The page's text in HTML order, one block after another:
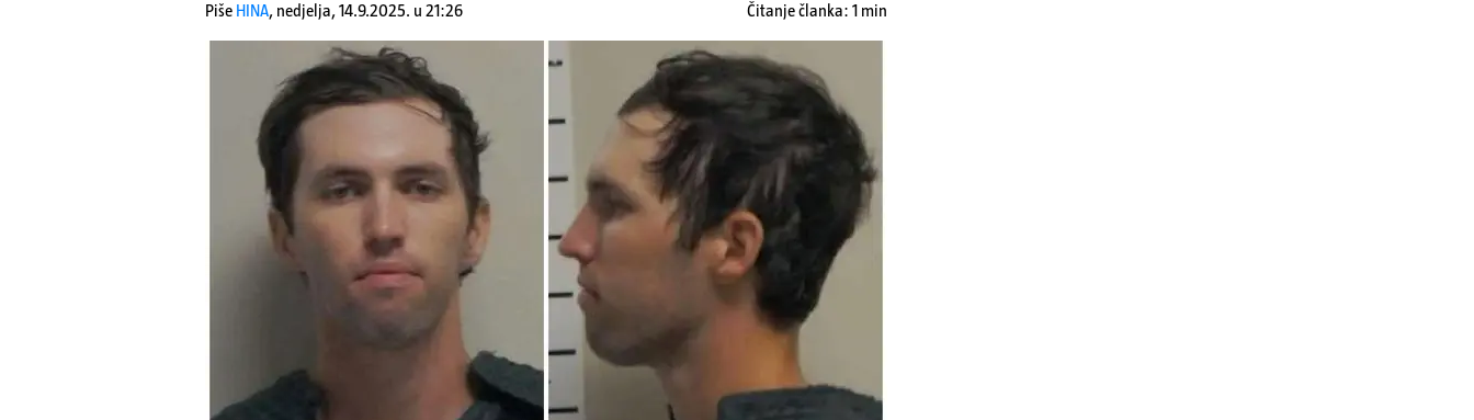
Piše HINA, nedjelja, 14.9.2025. u 21:26 Čitanje članka: 1 min